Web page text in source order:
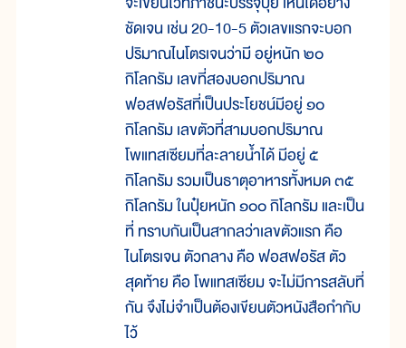
ชัดเจน เช่น 20-10-5 ตัวเลขแรกจะบอก
ปริมาณไนโตรเจนว่ามี อยู่หนัก ๒๐
กิโลกรัม เลขที่สองบอกปริมาณ
ฟอสฟอรัสที่เป็นประโยชน์มีอยู่ ๑๐
กิโลกรัม เลขตัวที่สามบอกปริมาณ
โพแทสเซียมที่ละลายน้ำได้ มีอยู่ ๕
กิโลกรัม รวมเป็นธาตุอาหารทั้งหมด ๓๕
กิโลกรัม ในปุ๋ยหนัก ๑๐๐ กิโลกรัม และเป็น
ที่ ทราบกันเป็นสากลว่าเลขตัวแรก คือ
ไนโตรเจน ตัวกลาง คือ ฟอสฟอรัส ตัว
สุดท้าย คือ โพแทสเซียม จะไม่มีการสลับที่
กัน จึงไม่จำเป็นต้องเขียนตัวหนังสือกำกับ
ไว้